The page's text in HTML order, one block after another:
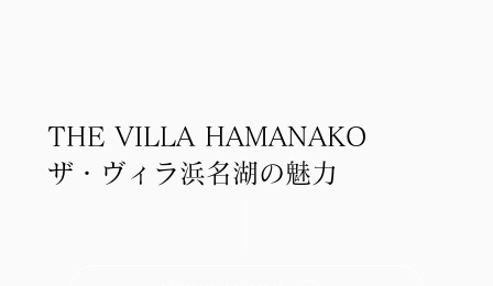
THE VILLA HAMANAKO
ザ・ヴィラ浜名湖の魅力